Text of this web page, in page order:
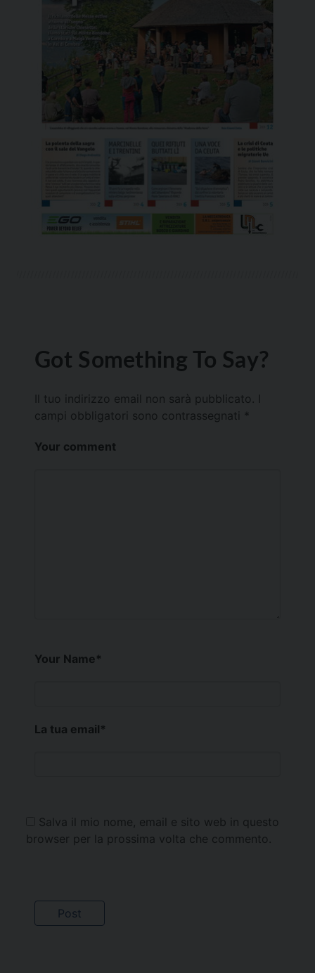
Got Something To Say?
Il tuo indirizzo email non sarà pubblicato.
campi obbligatori sono contrassegnati *
Your comment
Your Name*
La tua email*
Salva il mio nome, email e sito web in questo
browser per la prossima volta che commento.